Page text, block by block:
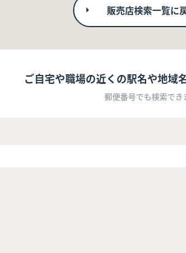
販売店検索一覧に
ご自宅や職場の近くの駅名や地域
郵便番号でも検索でき